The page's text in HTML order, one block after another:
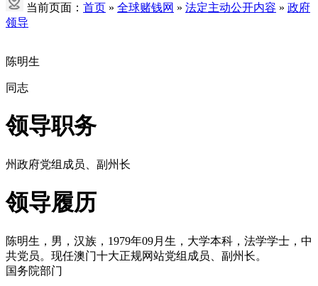
当前页面： 首页 » 全球赌钱网 » 法定主动公开内容 » 政府
领导
陈明生
同志
领导职务
州政府党组成员、副州长
领导履历
陈明生，男，汉族，1979年09月生，大学本科，法学学士，中
共党员。现任澳门十大正规网站党组成员、副州长。
国务院部门